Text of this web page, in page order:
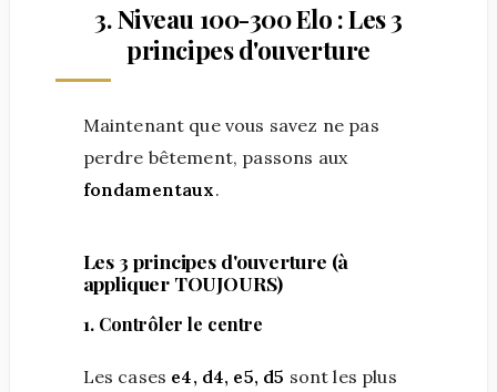
3. Niveau 100-300 Elo : Les 3
principes d'ouverture
Maintenant que vous savez ne pas
perdre bêtement, passons aux
fondamentaux.
Les 3 principes d'ouverture (à
appliquer TOUJOURS)
1. Contrôler le centre
Les cases e4, d4, e5, d5 sont les plus